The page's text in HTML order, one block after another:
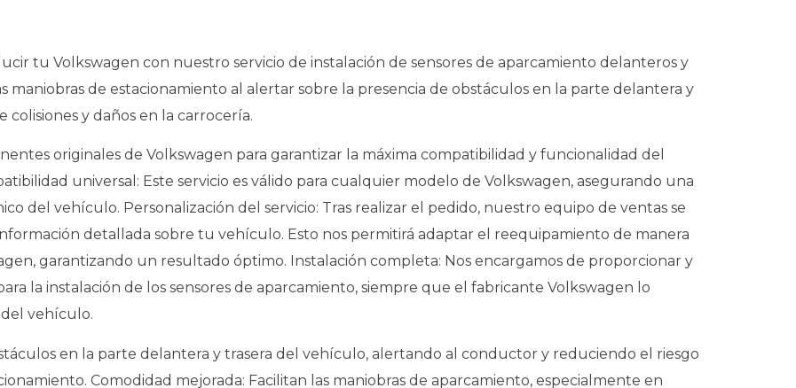
tu Volkswagen con nuestro servicio de instalación de sensores de aparcamiento delanteros y
maniobras de estacionamiento al alertar sobre la presencia de obstáculos en la parte delantera y
y daños en la carrocería.
originales de Volkswagen para garantizar la máxima compatibilidad y funcionalidad del
universal: Este servicio es válido para cualquier modelo de Volkswagen, asegurando una
del vehículo. Personalización del servicio: Tras realizar el pedido, nuestro equipo de ventas se
detallada sobre tu vehículo. Esto nos permitirá adaptar el reequipamiento de manera
garantizando un resultado óptimo. Instalación completa: Nos encargamos de proporcionar y
la instalación de los sensores de aparcamiento, siempre que el fabricante Volkswagen lo
vehículo.
en la parte delantera y trasera del vehículo, alertando al conductor y reduciendo el riesgo
Comodidad mejorada: Facilitan las maniobras de aparcamiento, especialmente en